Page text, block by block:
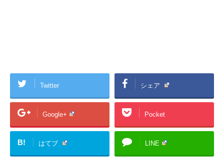
Twitter シェア
Google+ Pocket
B! はてブ LINE